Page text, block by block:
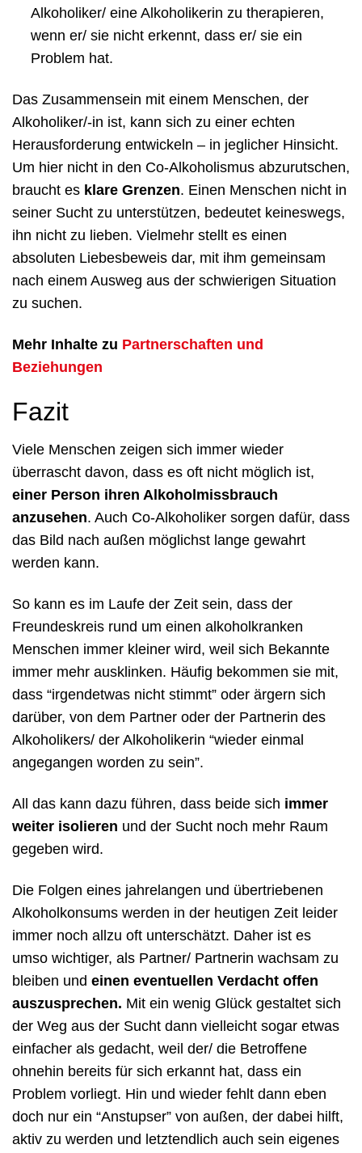
Alkoholiker/ eine Alkoholikerin zu therapieren,
wenn er/ sie nicht erkennt, dass er/ sie ein
Problem hat.
Das Zusammensein mit einem Menschen, der
Alkoholiker/-in ist, kann sich zu einer echten
Herausforderung entwickeln – in jeglicher Hinsicht.
Um hier nicht in den Co-Alkoholismus abzurutschen,
braucht es klare Grenzen. Einen Menschen nicht in
seiner Sucht zu unterstützen, bedeutet keineswegs,
ihn nicht zu lieben. Vielmehr stellt es einen
absoluten Liebesbeweis dar, mit ihm gemeinsam
nach einem Ausweg aus der schwierigen Situation
zu suchen.
Mehr Inhalte zu Partnerschaften und
Beziehungen
Fazit
Viele Menschen zeigen sich immer wieder
überrascht davon, dass es oft nicht möglich ist,
einer Person ihren Alkoholmissbrauch
anzusehen. Auch Co-Alkoholiker sorgen dafür, dass
das Bild nach außen möglichst lange gewahrt
werden kann.
So kann es im Laufe der Zeit sein, dass der
Freundeskreis rund um einen alkoholkranken
Menschen immer kleiner wird, weil sich Bekannte
immer mehr ausklinken. Häufig bekommen sie mit,
dass “irgendetwas nicht stimmt” oder ärgern sich
darüber, von dem Partner oder der Partnerin des
Alkoholikers/ der Alkoholikerin “wieder einmal
angegangen worden zu sein”.
All das kann dazu führen, dass beide sich immer
weiter isolieren und der Sucht noch mehr Raum
gegeben wird.
Die Folgen eines jahrelangen und übertriebenen
Alkoholkonsums werden in der heutigen Zeit leider
immer noch allzu oft unterschätzt. Daher ist es
umso wichtiger, als Partner/ Partnerin wachsam zu
bleiben und einen eventuellen Verdacht offen
auszusprechen. Mit ein wenig Glück gestaltet sich
der Weg aus der Sucht dann vielleicht sogar etwas
einfacher als gedacht, weil der/ die Betroffene
ohnehin bereits für sich erkannt hat, dass ein
Problem vorliegt. Hin und wieder fehlt dann eben
doch nur ein “Anstupser” von außen, der dabei hilft,
aktiv zu werden und letztendlich auch sein eigenes